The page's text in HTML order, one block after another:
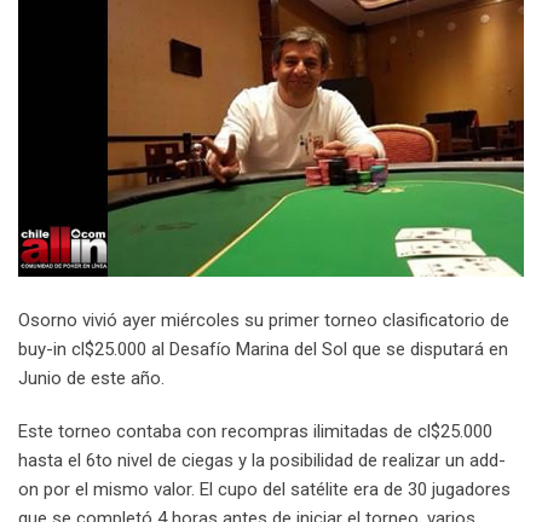
Osorno vivió ayer miércoles su primer torneo clasificatorio de
buy-in cl$25.000 al Desafío Marina del Sol que se disputará en
Junio de este año.
Este torneo contaba con recompras ilimitadas de cl$25.000
hasta el 6to nivel de ciegas y la posibilidad de realizar un add-
on por el mismo valor. El cupo del satélite era de 30 jugadores